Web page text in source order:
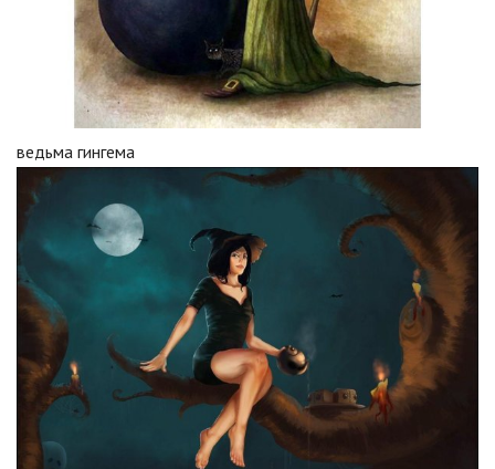
ведьма гингема